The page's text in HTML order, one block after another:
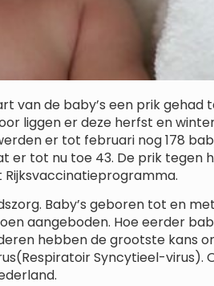
van de baby’s een prik gehad
liggen er deze herfst en
er tot februari nog 178
er tot nu toe 43. De prik tegen
Rijksvaccinatieprogramma.
Baby’s geboren tot en
aangeboden. Hoe eerder
hebben de grootste kans
Syncytieel-virus).